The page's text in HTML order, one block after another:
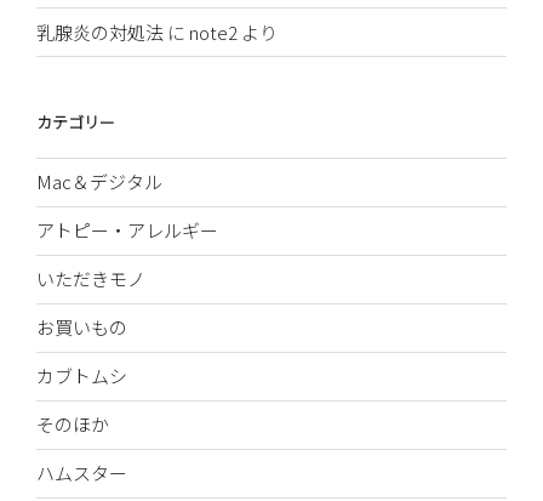
乳腺炎の対処法 に note2 より
カテゴリー
Mac＆デジタル
アトピー・アレルギー
いただきモノ
お買いもの
カブトムシ
そのほか
ハムスター